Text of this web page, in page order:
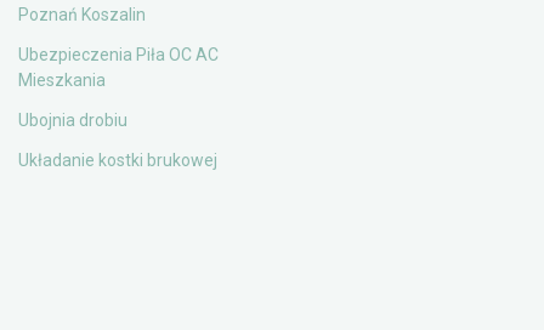
Poznań Koszalin
Ubezpieczenia Piła OC AC
Mieszkania
Ubojnia drobiu
Układanie kostki brukowej